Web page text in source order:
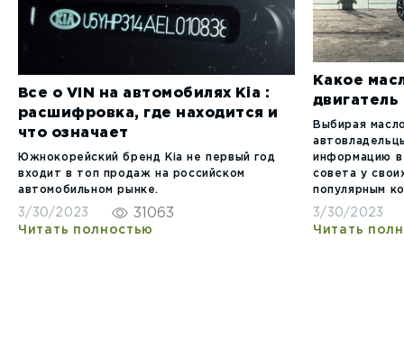
Все о VIN на автомобилях Kia :
расшифровка, где находится и
что означает
Южнокорейский бренд Kia не первый год
входит в топ продаж на российском
автомобильном рынке.
3/30/2023 31063
Читать полностью
Какое
Выбирая
информацию в
совета у
популярным
3/30/2023
Читать